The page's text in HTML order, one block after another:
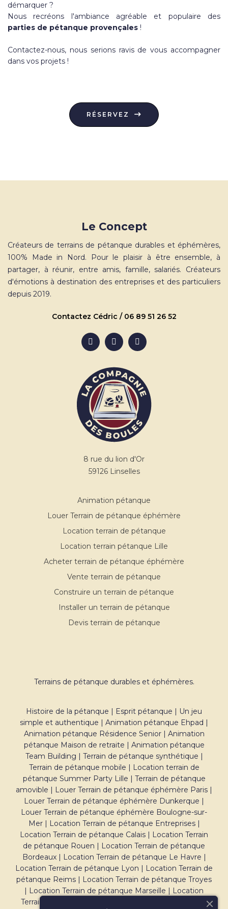
démarquer ?
Nous recréons l'ambiance agréable et populaire des
parties de pétanque provençales !
Contactez-nous, nous serions ravis de vous accompagner
dans vos projets !
RÉSERVEZ
Le Concept
Créateurs de terrains de pétanque durables et éphémères,
100% Made in Nord. Pour le plaisir à être ensemble, à
partager, à réunir, entre amis, famille, salariés. Créateurs
d'émotions à destination des entreprises et des particuliers
depuis 2019.
Contactez Cédric / 06 89 51 26 52
8 rue du lion d'Or
59126 Linselles
Animation pétanque
Louer Terrain de pétanque éphémère
Location terrain de pétanque
Location terrain pétanque Lille
Acheter terrain de pétanque éphémère
Vente terrain de pétanque
Construire un terrain de pétanque
Installer un terrain de pétanque
Devis terrain de pétanque
Terrains de pétanque durables et éphémères.
Histoire de la pétanque | Esprit pétanque | Un jeu
simple et authentique | Animation pétanque Ehpad |
Animation pétanque Résidence Senior| Animation
pétanque Maison de retraite | Animation pétanque
Team Building | Terrain de pétanque synthétique |
Terrain de pétanque mobile | Location terrain de
pétanque Summer Party Lille | Terrain de pétanque
amovible | Louer Terrain de pétanque éphémère Paris |
Louer Terrain de pétanque éphémère Dunkerque |
Louer Terrain de pétanque éphémère Boulogne-sur-
Mer| Location Terrain de pétanque Entreprises|
Location Terrain de pétanque Calais | Location Terrain
de pétanque Rouen | Location Terrain de pétanque
Bordeaux| Location Terrain de pétanque Le Havre |
Location Terrain de pétanque Lyon | Location Terrain de
pétanque Reims | Location Terrain de pétanque Troyes
| Location Terrain de pétanque Marseille | Location
Terrain de pétanque Montpellier
Location Terrain de